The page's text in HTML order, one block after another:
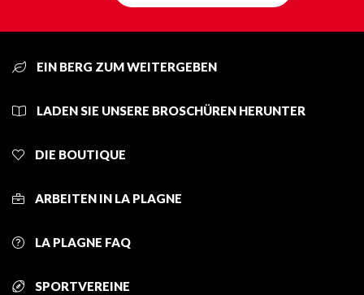
EIN BERG ZUM WEITERGEBEN
LADEN SIE UNSERE BROSCHÜREN HERUNTER
DIE BOUTIQUE
ARBEITEN IN LA PLAGNE
LA PLAGNE FAQ
SPORTVEREINE